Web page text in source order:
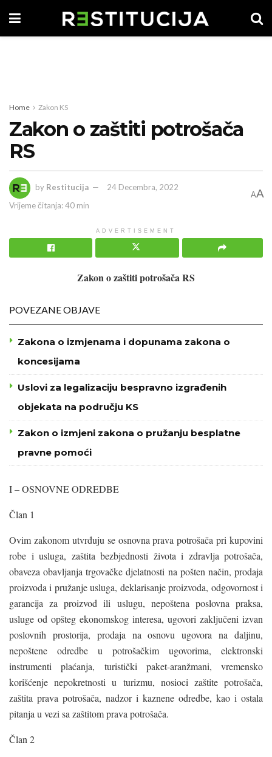
Home Zakon KS
Zakon o zaštiti potrošača
RS
by Restitucija
24 Decembra, 2022
Vrijeme čitanja: 40 min
AA
ADVERTISEMENT
Zakon o zaštiti potrošača RS
POVEZANE OBJAVE
Zakona o izmjenama i dopunama zakona o
koncesijama
Uslovi za legalizaciju bespravno izgrađenih
objekata na području KS
Zakon o izmjeni zakona o pružanju besplatne
pravne pomoći
I – OSNOVNE ODREDBE
Član 1
Ovim zakonom utvrđuju se osnovna prava potrošača pri kupovini
robe i usluga, zaštita bezbjednosti života i zdravlja potrošača,
obaveza obavljanja trgovačke djelatnosti na pošten način, prodaja
proizvoda i pružanje usluga, deklarisanje proizvoda, odgovornost i
garancija za proizvod ili uslugu, nepoštena poslovna praksa,
usluge od opšteg ekonomskog interesa, ugovori zaključeni izvan
poslovnih prostorija, prodaja na osnovu ugovora na daljinu,
nepoštene odredbe u potrošačkim ugovorima, elektronski
instrumenti plaćanja, turistički paket-aranžmani, vremensko
korišćenje nepokretnosti u turizmu, nosioci zaštite potrošača,
zaštita prava potrošača, nadzor i kaznene odredbe, kao i ostala
pitanja u vezi sa zaštitom prava potrošača.
Član 2